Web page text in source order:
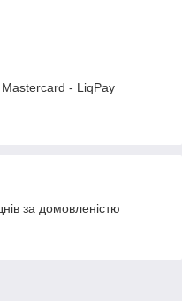
- LiqPay
за домовленістю